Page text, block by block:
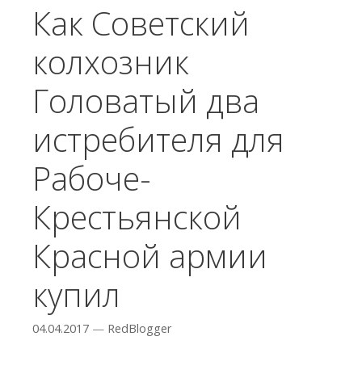
Как Советский
колхозник
Головатый два
истребителя для
Рабоче-
Крестьянской
Красной армии
купил
04.04.2017 — RedBlogger